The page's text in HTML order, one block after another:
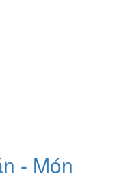
ngồi chật chội 2 vợ